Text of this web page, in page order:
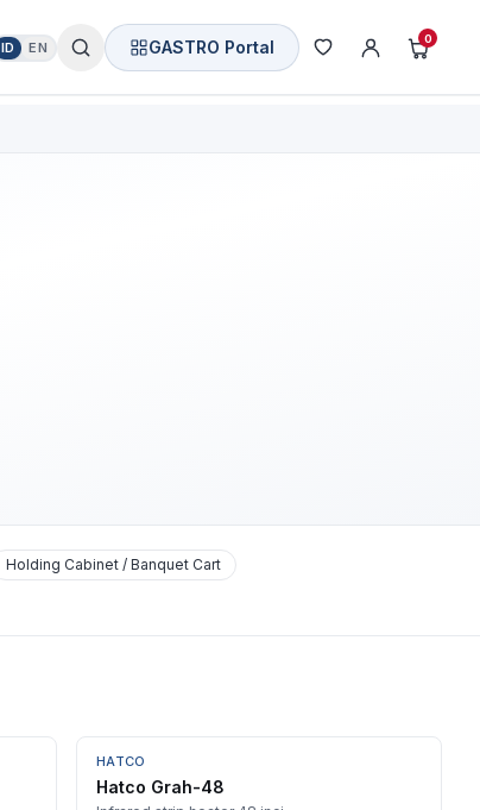
ID EN GASTRO Portal 0
Holding Cabinet / Banquet Cart
HATCO
Hatco Grah-48